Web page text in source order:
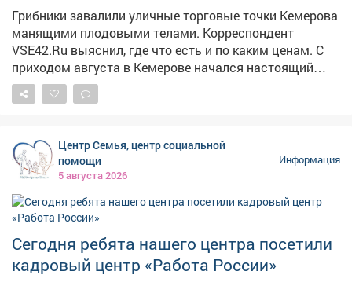
Грибники завалили уличные торговые точки Кемерова
манящими плодовыми телами. Корреспондент
VSE42.Ru выяснил, где что есть и по каким ценам. С
приходом августа в Кемерове начался настоящий
грибной бум: народные рынки так и распирает от
аппетитных грибочков, собранных вручную в лесу.
роскошные трофеи, а горожанам только и остаётся,
что разбирать лесное лакомство как горячие пирожки.
Центр Семья, центр социальной
помощи
5 августа 2026
Информация
Сегодня ребята нашего центра посетили
кадровый центр «Работа России»